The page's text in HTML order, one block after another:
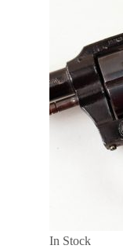
In Stock